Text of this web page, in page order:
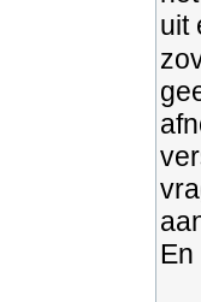
uit
En